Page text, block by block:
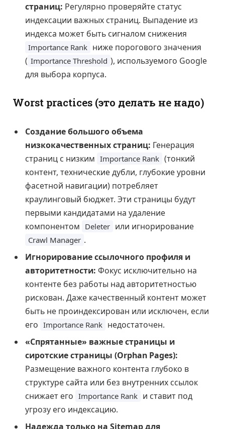
страниц: Регулярно проверяйте статус
индексации важных страниц. Выпадение из
индекса может быть сигналом снижения
Importance Rank ниже порогового значения
( Importance Threshold ), используемого Google
для выбора корпуса.
Worst practices (это делать не надо)
Создание большого объема
низкокачественных страниц: Генерация
страниц с низким Importance Rank (тонкий
контент, технические дубли, глубокие уровни
фасетной навигации) потребляет
краулинговый бюджет. Эти страницы будут
первыми кандидатами на удаление
компонентом Deleter или игнорирование
Crawl Manager .
Игнорирование ссылочного профиля и
авторитетности: Фокус исключительно на
контенте без работы над авторитетностью
рискован. Даже качественный контент может
быть не проиндексирован или исключен, если
его Importance Rank недостаточен.
«Спрятанные» важные страницы и
сиротские страницы (Orphan Pages):
Размещение важного контента глубоко в
структуре сайта или без внутренних ссылок
снижает его Importance Rank и ставит под
угрозу его индексацию.
Надежда только на Sitemap для